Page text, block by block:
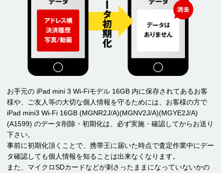
お手元の iPad mini 3 Wi-Fiモデル 16GB 内に保存されてあるお客
様や、ご友人等の大切な個人情報を守るためには、お客様の方で
iPad mini3 Wi-Fi 16GB (MGNR2J/A)(MGNV2J/A)(MGYE2J/A)
(A1599) のデータ削除・初期化は、必ず実施・確認してからお送り
下さい。
事前に初期化頂くことで、携帯王に届いた時点で査定作業中にデー
タ確認しても個人情報を知ることは出来なくなります。
また、マイクロSDカードなどが刺さったままになっていないかの